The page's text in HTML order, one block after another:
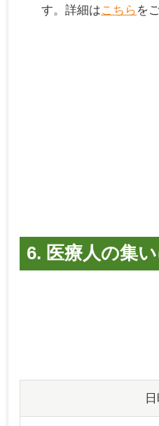
す。詳細はこちら を
6. 医療人の集